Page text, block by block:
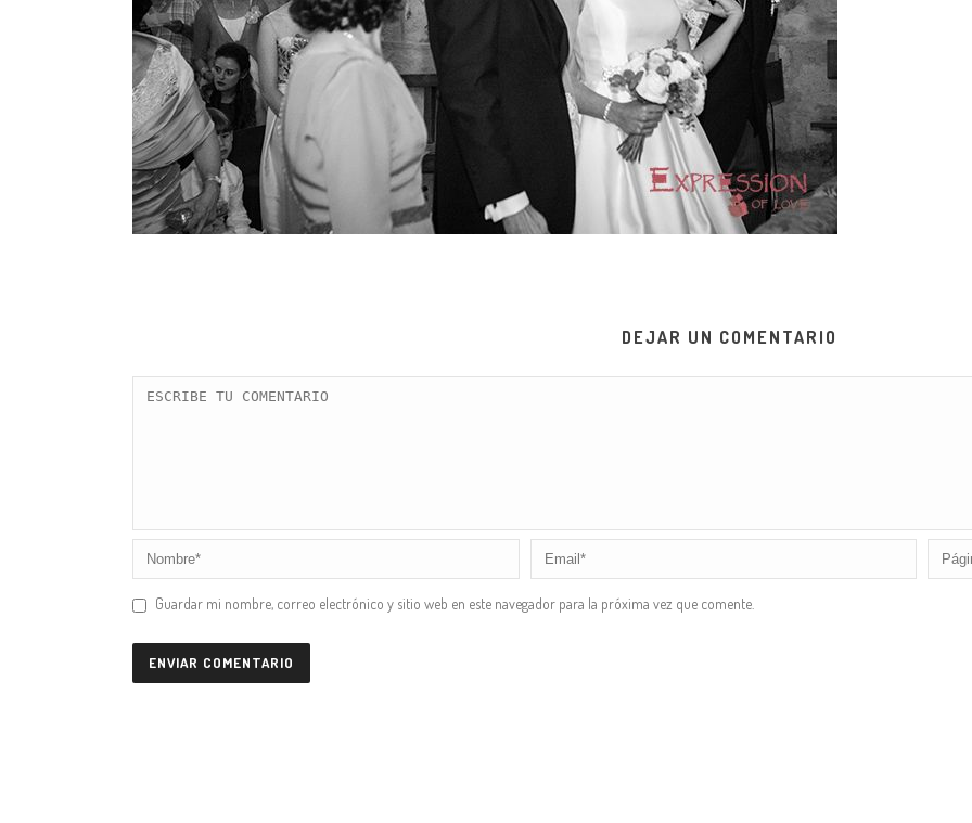
DEJAR UN COMENTARIO
Guardar mi nombre, correo electrónico y sitio web en este navegador para la próxima vez que comente.